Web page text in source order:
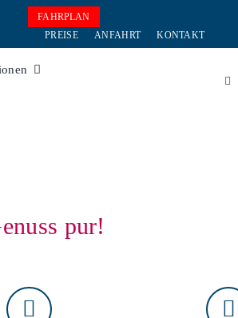
FAHRPLAN
PREISE
ANFAHRT KONTAKT
pur!